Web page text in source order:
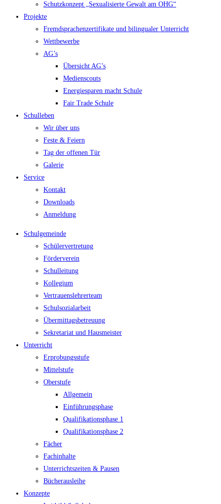
Schutzkonzept „Sexualisierte Gewalt am OHG“
Projekte
Fremdsprachenzertifikate und bilingualer Unterricht
Wettbewerbe
AG’s
Übersicht AG’s
Medienscouts
Energiesparen macht Schule
Fair Trade Schule
Schulleben
Wir über uns
Feste & Feiern
Tag der offenen Tür
Galerie
Service
Kontakt
Downloads
Anmeldung
Schulgemeinde
Schülervertretung
Förderverein
Schulleitung
Kollegium
Vertrauenslehrerteam
Schulsozialarbeit
Übermittagsbetreuung
Sekretariat und Hausmeister
Unterricht
Erprobungsstufe
Mittelstufe
Oberstufe
Allgemein
Einführungsphase
Qualifikationsphase 1
Qualifikationsphase 2
Fächer
Fachinhalte
Unterrichtszeiten & Pausen
Bücherausleihe
Konzepte